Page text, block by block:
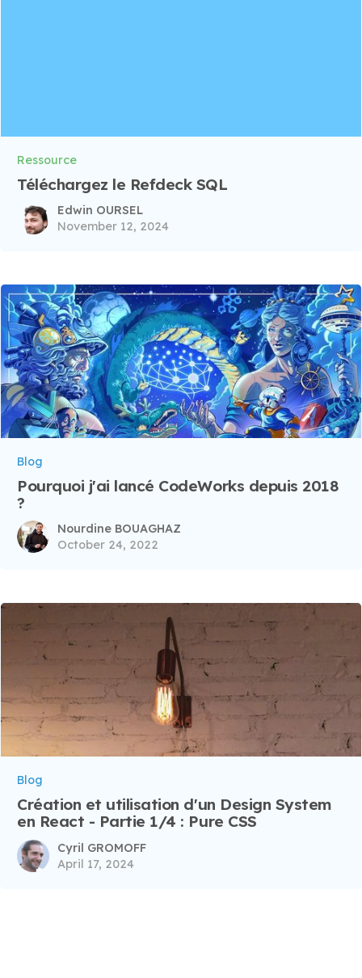
Ressource
Téléchargez le Refdeck SQL
Edwin OURSEL
November 12, 2024
Blog
Pourquoi j'ai lancé CodeWorks depuis 2018
?
Nourdine BOUAGHAZ
October 24, 2022
Blog
Création et utilisation d'un Design System
en React - Partie 1/4 : Pure CSS
Cyril GROMOFF
April 17, 2024